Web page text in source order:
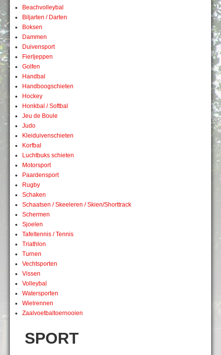
Beachvolleybal
Biljarten / Darten
Boksen
Dammen
Duivensport
Fierljeppen
Golfen
Handbal
Handboogschieten
Hockey
Honkbal / Softbal
Jeu de Boule
Judo
Kleiduivenschieten
Korfbal
Luchtbuks schieten
Motorsport
Paardensport
Rugby
Schaken
Schaatsen / Skeeleren / Skien/Shorttrack
Schermen
Sjoelen
Tafeltennis / Tennis
Triathlon
Turnen
Vechtsporten
Vissen
Volleybal
Watersporten
Wielrennen
Zaalvoetbaltoernooien
SPORT